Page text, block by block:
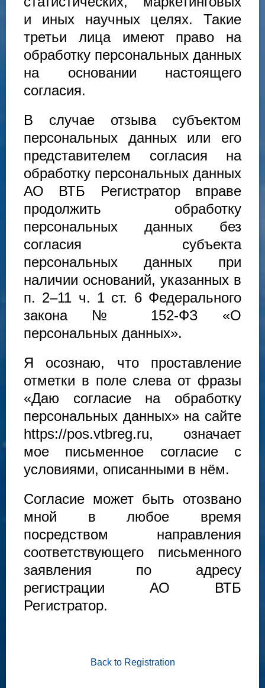
и иных научных целях. Такие
третьи лица имеют право на
обработку персональных данных
на основании настоящего
согласия.
В случае отзыва субъектом
персональных данных или его
представителем согласия на
обработку персональных данных
АО ВТБ Регистратор вправе
продолжить обработку
персональных данных без
согласия субъекта
персональных данных при
наличии оснований, указанных в
п. 2–11 ч. 1 ст. 6 Федерального
закона № 152-ФЗ «О
персональных данных».
Я осознаю, что проставление
отметки в поле слева от фразы
«Даю согласие на обработку
персональных данных» на сайте
https://pos.vtbreg.ru, означает
мое письменное согласие с
условиями, описанными в нём.
Согласие может быть отозвано
мной в любое время
посредством направления
соответствующего письменного
заявления по адресу
регистрации АО ВТБ
Регистратор.
Back to Registration